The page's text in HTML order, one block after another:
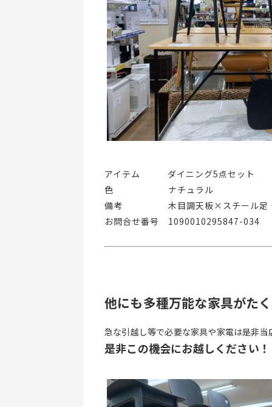
アイテム   ダイニング5点セット
色      ナチュラル
備考     木目調天板×スチール足
お問合せ番号 1090010295847-034
他にも多種万能な家具がた
急な引越し等で必要な家具や家電は是非当
是非この機会にお越しください！